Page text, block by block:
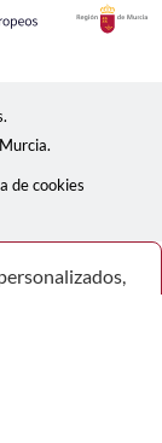
de cookies